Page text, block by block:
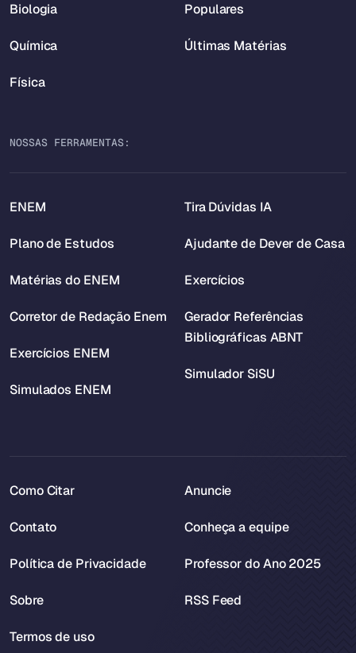
Biologia
Química
Física
Populares
Últimas Matérias
NOSSAS FERRAMENTAS:
ENEM
Plano de Estudos
Matérias do ENEM
Corretor de Redação Enem
Exercícios ENEM
Simulados ENEM
Tira Dúvidas IA
Ajudante de Dever de Casa
Exercícios
Gerador Referências
Bibliográficas ABNT
Simulador SiSU
Como Citar
Contato
Política de Privacidade
Sobre
Termos de uso
Anuncie
Conheça a equipe
Professor do Ano 2025
RSS Feed